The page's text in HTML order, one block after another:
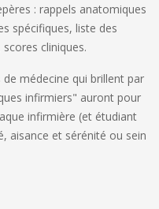
: rappels anatomiques
spécifiques, liste des
cliniques.
médecine qui brillent par
infirmiers" auront pour
infirmière (et étudiant
aisance et sérénité ou sein